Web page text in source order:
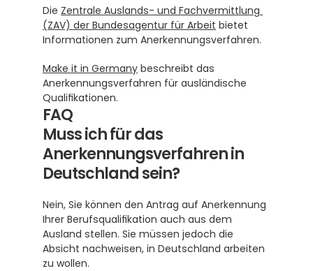
Die Zentrale Auslands- und Fachvermittlung
(ZAV) der Bundesagentur für Arbeit bietet
Informationen zum Anerkennungsverfahren.
Make it in Germany beschreibt das
Anerkennungsverfahren für ausländische
Qualifikationen.
FAQ
Muss ich für das
Anerkennungsverfahren in
Deutschland sein?
Nein, Sie können den Antrag auf Anerkennung
Ihrer Berufsqualifikation auch aus dem
Ausland stellen. Sie müssen jedoch die
Absicht nachweisen, in Deutschland arbeiten
zu wollen.